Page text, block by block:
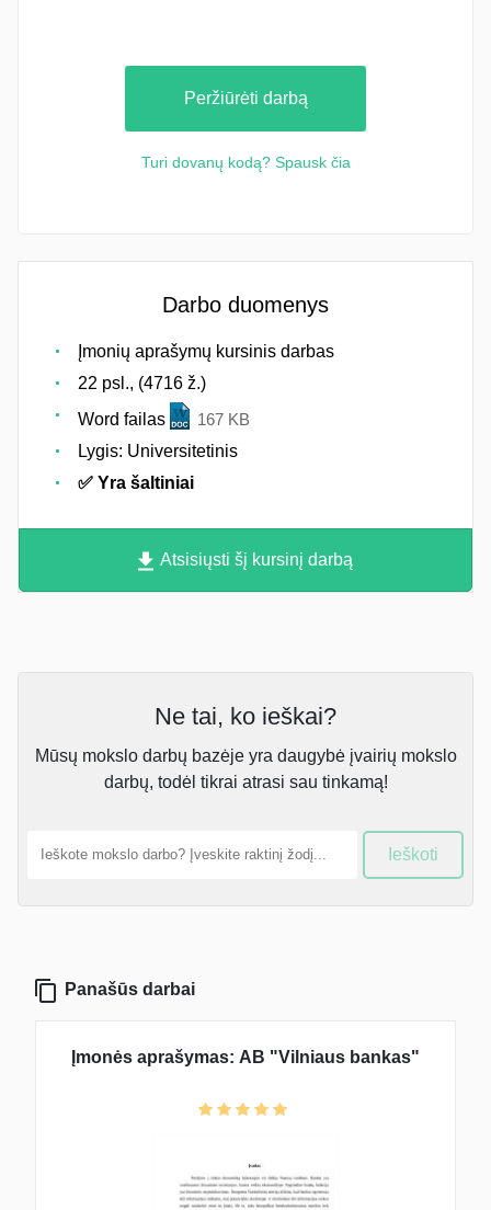
Peržiūrėti darbą
Turi dovanų kodą? Spausk čia
Darbo duomenys
Įmonių aprašymų kursinis darbas
22 psl., (4716 ž.)
Word failas
167 KB
Lygis: Universitetinis
✅ Yra šaltiniai
Atsisiųsti šį kursinį darbą
Ne tai, ko ieškai?
Mūsų mokslo darbų bazėje yra daugybė įvairių mokslo
darbų, todėl tikrai atrasi sau tinkamą!
Ieškoti
Panašūs darbai
Įmonės aprašymas: AB "Vilniaus bankas"